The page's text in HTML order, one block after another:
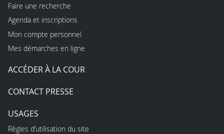
Faire une recherche
Agenda et inscriptions
Mon compte personnel
Mes démarches en ligne
ACCÉDER À LA COUR
CONTACT PRESSE
USAGES
Règles d’utilisation du site